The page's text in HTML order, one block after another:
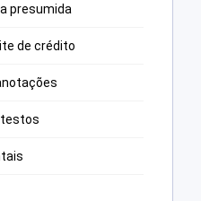
presumida
de crédito